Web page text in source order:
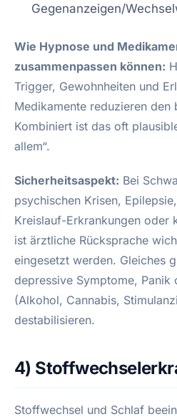
Gegenanzeigen/
Wie Hypnose und
zusammenpassen können:
Trigger, Gewohnheiten und
Medikamente reduzieren den
Kombiniert ist das oft
allem“.
Sicherheitsaspekt: Bei
psychischen Krisen,
Kreislauf-Erkrankungen oder
ist ärztliche Rücksprache
eingesetzt werden. Gleiches
depressive Symptome, Panik
(Alkohol, Cannabis,
destabilisieren.
4)
Stoffwechsel und Schlaf